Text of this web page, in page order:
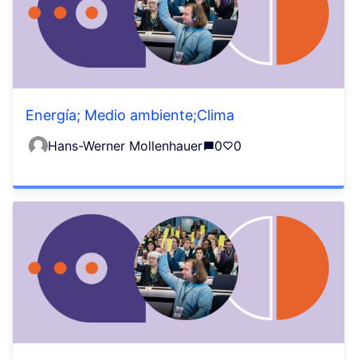
Energía; Medio ambiente;Clima
Hans-Werner Mollenhauer 0 0